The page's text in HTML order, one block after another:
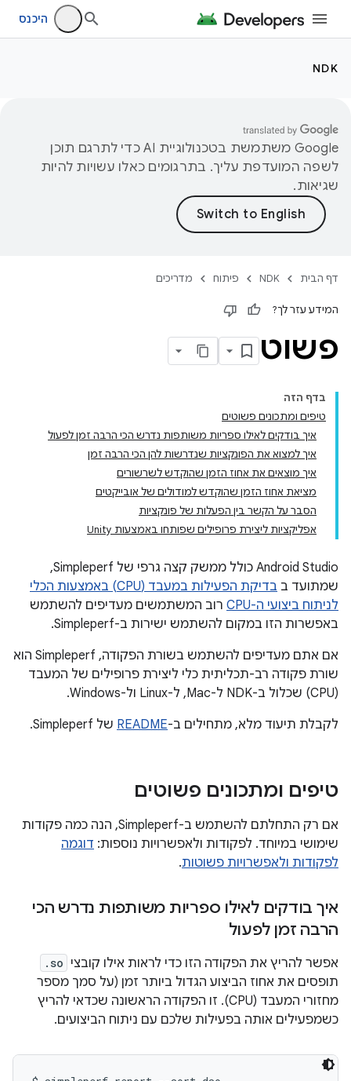
היכנס
NDK
‫Google משתמשת בטכנולוגיית AI כדי לתרגם תוכן
לשפה המועדפת עליך. בתרגומים כאלו עשויות להיות
שגיאות.
דף הבית NDK פיתוח מדריכים
המידע עזר לך?
פשוט
בדף הזה
טיפים ומתכונים פשוטים
איך בודקים לאילו ספריות משותפות נדרש הכי הרבה זמן לפעול
איך למצוא את הפונקציות שנדרשות להן הכי הרבה זמן
איך מוצאים את אחוז הזמן שהוקדש לשרשורים
מציאת אחוז הזמן שהוקדש למודולים של אובייקטים
הסבר על הקשר בין הפעלות של פונקציות
אפליקציות ליצירת פרופילים שפותחו באמצעות Unity
Android Studio כולל ממשק קצה גרפי של Simpleperf,
שמתועד ב
בדיקת הפעילות במעבד (CPU) באמצעות הכלי
לניתוח ביצועי ה-CPU
רוב המשתמשים מעדיפים להשתמש
באפשרות הזו במקום להשתמש ישירות ב-Simpleperf.
אם אתם מעדיפים להשתמש בשורת הפקודה, Simpleperf הוא
שורת פקודה רב-תכליתית כלי ליצירת פרופילים של המעבד
(CPU) שכלול ב-NDK ל-Mac, ל-Linux ול-Windows.
לקבלת תיעוד מלא, מתחילים ב-README של Simpleperf.
טיפים ומתכונים פשוטים
אם רק התחלתם להשתמש ב-Simpleperf, הנה כמה פקודות
שימושי במיוחד. לפקודות ולאפשרויות נוספות: דוגמה
לפקודות ולאפשרויות פשוטות.
איך בודקים לאילו ספריות משותפות נדרש הכי
הרבה זמן לפעול
אפשר להריץ את הפקודה הזו כדי לראות אילו קובצי .so
תופסים את אחוז הביצוע הגדול ביותר זמן (על סמך מספר
מחזורי המעבד (CPU). זו הפקודה הראשונה שכדאי להריץ
כשמפעילים אותה בפעילות שלכם עם ניתוח הביצועים.